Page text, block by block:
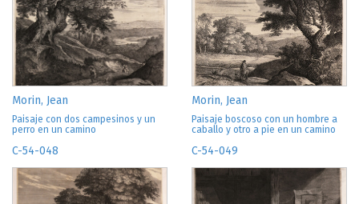
Morin, Jean
Paisaje con dos campesinos y un
perro en un camino
Morin, Jean
Paisaje boscoso con un hombre a
caballo y otro a pie en un camino
C-54-048 C-54-049